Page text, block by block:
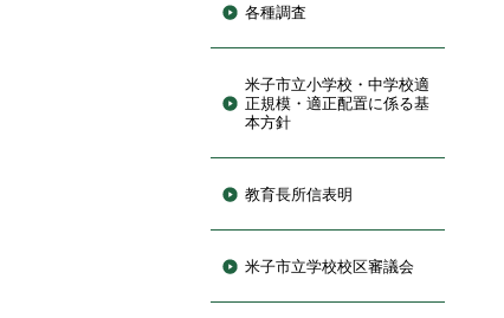
各種調査
米子市立小学校・中学校適
正規模・適正配置に係る基
本方針
教育長所信表明
米子市立学校校区審議会